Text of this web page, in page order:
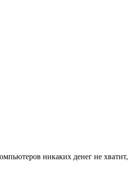
никаких денег не